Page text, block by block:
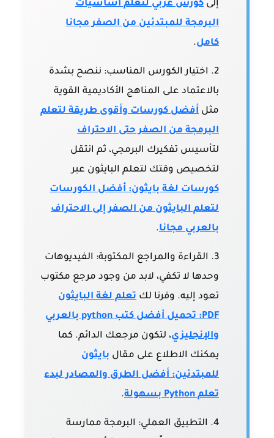
إلى كورس عربي لتعلم أساسيات
البرمجة للمبتدئين من الصفر مجانا
كامل.
اختيار الكورس المناسب: ننصح بشدة
بالاعتماد على المناهج الأكاديمية القوية
مثل أفضل كورسات وأقوى طريقة لتعلم
البرمجة من الصفر حتى الاحتراف
لتأسيس تفكيرك البرمجي، ثم انتقل
لتخصيص وقتك لتعلم البايثون عبر
كورسات لغة بايثون: أفضل الكورسات
لتعلم البايثون من الصفر إلى الاحتراف
بالعربي مجانا.
القراءة والمراجع المكتوبة: الفيديوهات
وحدها لا تكفي، لابد من وجود مرجع مكتوب
تعود إليه. وفرنا لك تعلم لغة البايثون
PDF: تحميل أفضل كتب python بالعربي
والإنجليزي، لتكون مرجعك الدائم. كما
يمكنك الاطلاع على مقال بايثون
للمبتدئين: أفضل الطرق والمصادر لبدء
تعلم Python بسهولة
.
التطبيق العملي: البرمجة ممارسة